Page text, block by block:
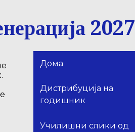
2027
Дома
Дистрибуција на
годишник
Училишни слики од